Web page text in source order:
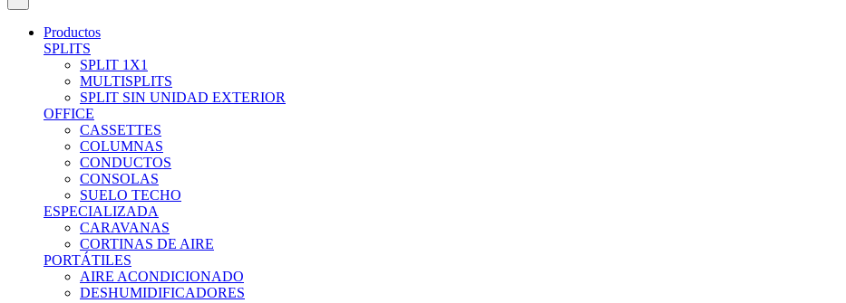
Productos
SPLITS
SPLIT 1X1
MULTISPLITS
SPLIT SIN UNIDAD EXTERIOR
OFFICE
CASSETTES
COLUMNAS
CONDUCTOS
CONSOLAS
SUELO TECHO
ESPECIALIZADA
CARAVANAS
CORTINAS DE AIRE
PORTÁTILES
AIRE ACONDICIONADO
DESHUMIDIFICADORES